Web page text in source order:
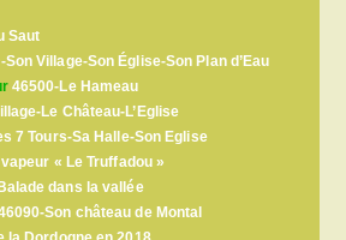
Saut
Village-Son Église-Son Plan d’Eau
46500-Le Hameau
Le Château-L’Eglise
7 Tours-Sa Halle-Son Eglise
« Le Truffadou »
dans la vallée
Son château de Montal